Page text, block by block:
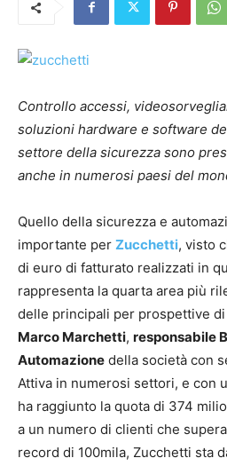
Controllo accessi,
soluzioni hardware e software
settore della sicurezza sono
anche in numerosi paesi del
Quello della sicurezza e
importante per Zucchetti, visto
di euro di fatturato realizzati in
rappresenta la quarta area più
delle principali per prospettive
Marco Marchetti, responsabile
Automazione della società con
Attiva in numerosi settori, e con
ha raggiunto la quota di 374
a un numero di clienti che
record di 100mila, Zucchetti sta